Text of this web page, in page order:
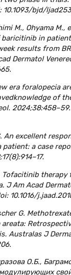
10.1093/bjd/
M., Ohyama M.,
in
results from
Dermatol
era foralopecia
of
An excellent
patient: a case
Tofacitinib
J Am Acad
10.1016/
G.
Australas J
О.Б.,